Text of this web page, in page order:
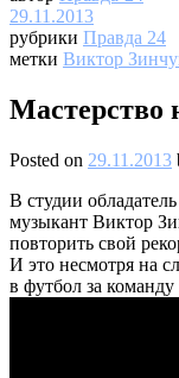
29.11.2013
рубрики Правда 24
метки Виктор
Мастерство
Posted on 29.11.2013
В студии
музыкант Виктор
повторить свой
И это несмотря на
в футбол за команду